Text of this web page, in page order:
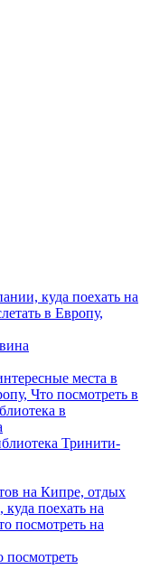
Тринити-